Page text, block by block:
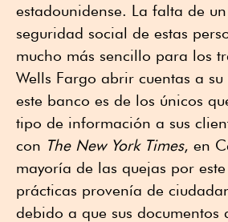
estadounidense. La falta de
seguridad social de estas
mucho más sencillo para los
Wells Fargo abrir cuentas a
este banco es de los únicos
tipo de información a sus
con The New York Times, en
mayoría de las quejas por
prácticas provenía de
debido a que sus documentos